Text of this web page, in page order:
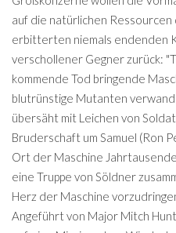
auf die natürlichen
erbitterten niemals endenden
verschollener Gegner zurück:
kommende Tod bringende
blutrünstige Mutanten
übersäht mit Leichen von
Bruderschaft um Samuel (Ron
Ort der Maschine
eine Truppe von Söldner
Herz der Maschine
Angeführt von Major Mitch